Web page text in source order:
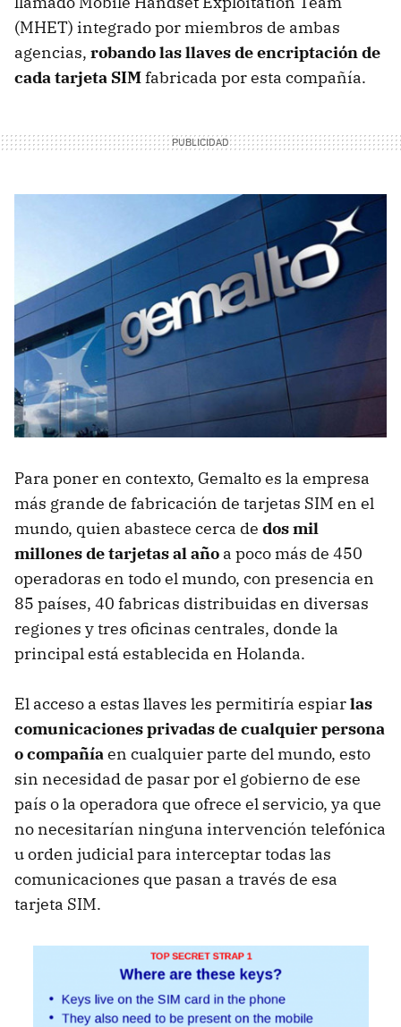
(MHET) integrado por miembros de ambas
agencias, robando las llaves de encriptación de
cada tarjeta SIMfabricada por esta compañía.
Para poner en contexto, Gemalto es la empresa
más grande de fabricación de tarjetas SIM en el
mundo, quien abastece cerca de dos mil
millones de tarjetas al año a poco más de 450
operadoras en todo el mundo, con presencia en
85 países, 40 fabricas distribuidas en diversas
regiones y tres oficinas centrales, donde la
principal está establecida en Holanda.
El acceso a estas llaves les permitiría espiarlas
comunicaciones privadas de cualquier persona
o compañíaen cualquier parte del mundo, esto
sin necesidad de pasar por el gobierno de ese
país o la operadora que ofrece el servicio, ya que
no necesitarían ninguna intervención telefónica
u orden judicial para interceptar todas las
comunicaciones que pasan a través de esa
tarjeta SIM.